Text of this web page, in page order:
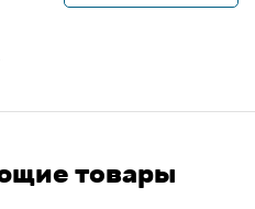
товары